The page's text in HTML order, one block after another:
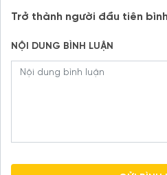
Trở thành người đầu tiên
NỘI DUNG BÌNH LUẬN